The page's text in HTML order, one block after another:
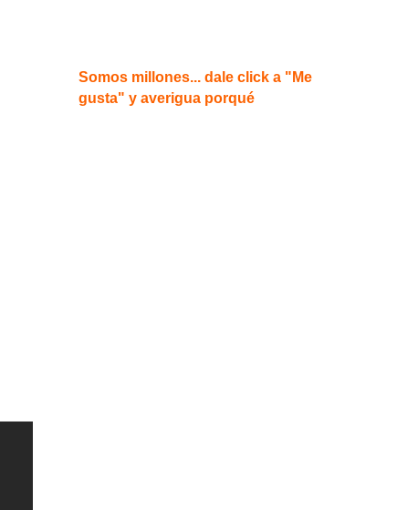
Somos millones... dale click a "Me
gusta" y averigua porqué